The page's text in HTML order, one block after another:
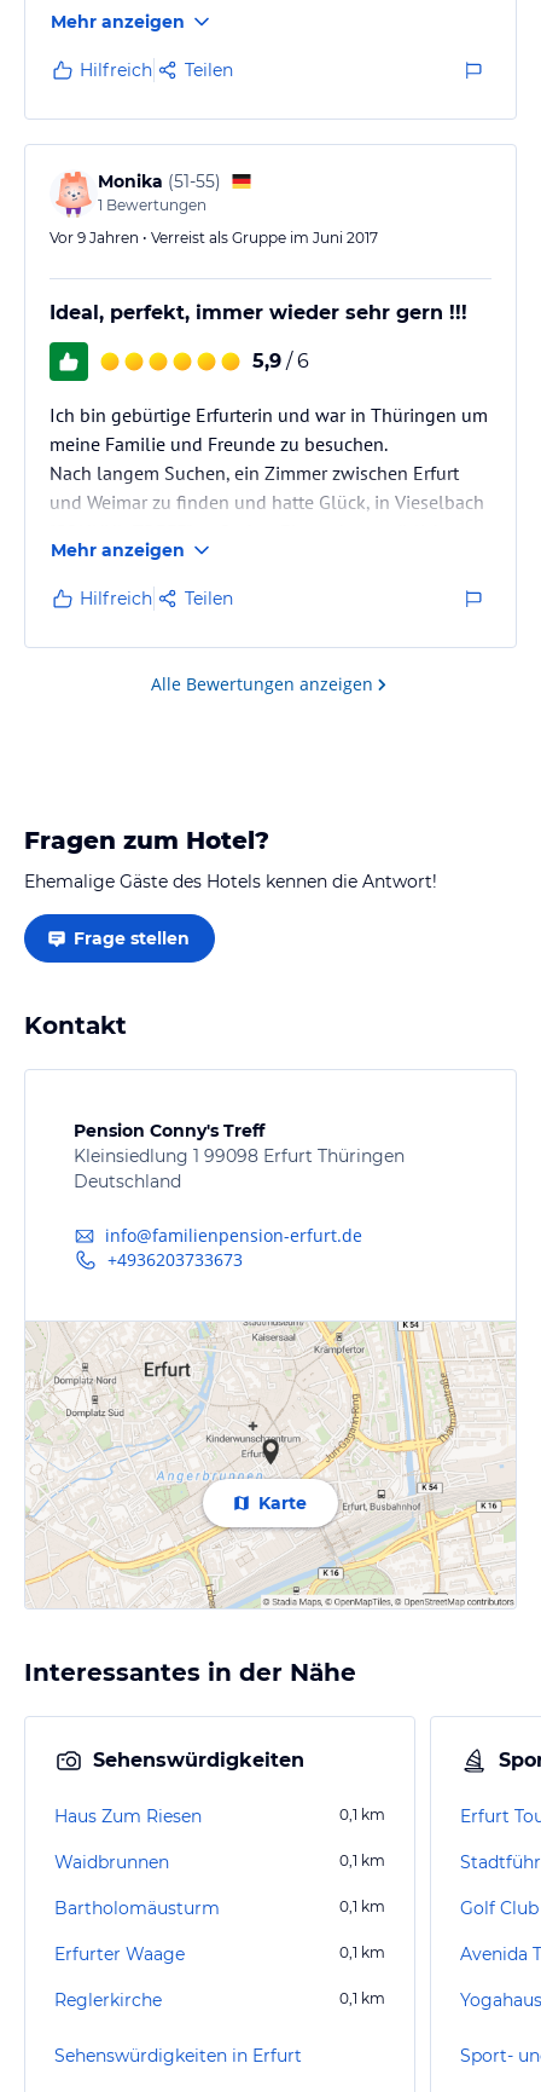
Mehr anzeigen
Hilfreich Teilen
Monika (51-55)
1 Bewertungen
Vor 9 Jahren • Verreist als Gruppe im Juni 2017
Ideal, perfekt, immer wieder sehr gern !!!
5,9 / 6
Ich bin gebürtige Erfurterin und war in Thüringen um
meine Familie und Freunde zu besuchen.
Nach langem Suchen, ein Zimmer zwischen Erfurt
und Weimar zu finden und hatte Glück, in Vieselbach
Unterkunft mit tollen Vermietern, mit sehr gepflegtem
Einzeluimmer und sternewürdigem Frühstück.
Vielen Dank dafür !!!
Mehr anzeigen
Hilfreich Teilen
Alle Bewertungen anzeigen
Fragen zum Hotel?
Ehemalige Gäste des Hotels kennen die Antwort!
Frage stellen
Kontakt
Pension Conny's Treff
Kleinsiedlung 1 99098 Erfurt Thüringen
Deutschland
info@familienpension-erfurt.de
+4936203733673
Karte
Interessantes in der Nähe
Sehenswürdigkeiten
Haus Zum Riesen 0,1 km
Waidbrunnen 0,1 km
Bartholomäusturm 0,1 km
Erfurter Waage 0,1 km
Reglerkirche 0,1 km
Sehenswürdigkeiten in Erfurt
Erfurt
Golf
Avenida
Sport-